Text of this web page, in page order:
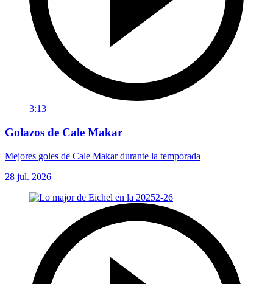
3:13
Golazos de Cale Makar
Mejores goles de Cale Makar durante la temporada
28 jul. 2026